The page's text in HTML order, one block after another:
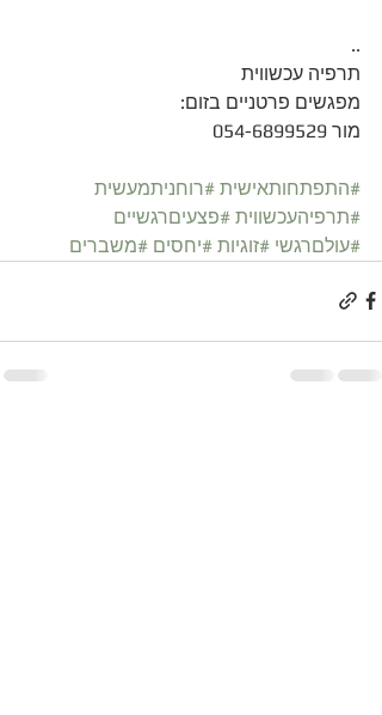
..
תרפיה עכשווית
מפגשים פרטניים בזום:
מור 054-6899529
#התפתחותאישית #רוחניתמעשית
#תרפיהעכשווית #פצעיםרגשיים
#עולםרגשי #זוגיות #יחסים #משברים